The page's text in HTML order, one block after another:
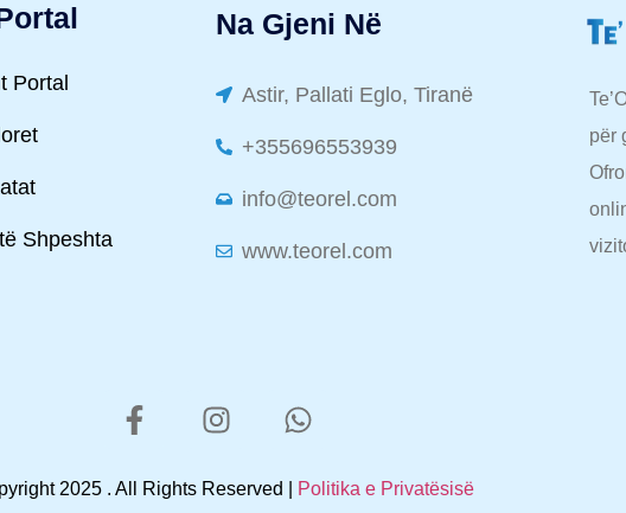
Portal
Shpeshta
Na Gjeni Në
Astir, Pallati Eglo, Tiranë
+355696553939
info@teorel.com
www.teorel.com
për
2025 . All Rights Reserved | Politika e Privatësisë